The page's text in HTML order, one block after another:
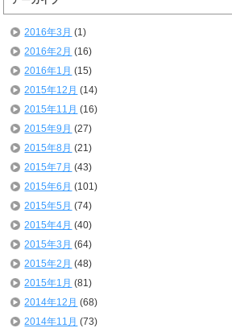
2016年3月 (1)
2016年2月 (16)
2016年1月 (15)
2015年12月 (14)
2015年11月 (16)
2015年9月 (27)
2015年8月 (21)
2015年7月 (43)
2015年6月 (101)
2015年5月 (74)
2015年4月 (40)
2015年3月 (64)
2015年2月 (48)
2015年1月 (81)
2014年12月 (68)
2014年11月 (73)